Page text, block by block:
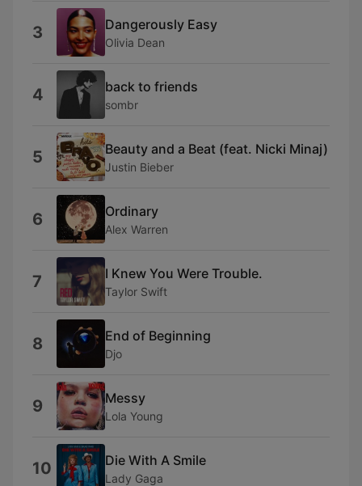
3 Dangerously Easy
Olivia Dean
4 back to friends
sombr
5 Beauty and a Beat (feat. Nicki Minaj)
Justin Bieber
6 Ordinary
Alex Warren
7 I Knew You Were Trouble.
Taylor Swift
8 End of Beginning
Djo
9 Messy
Lola Young
10 Die With A Smile
Lady Gaga